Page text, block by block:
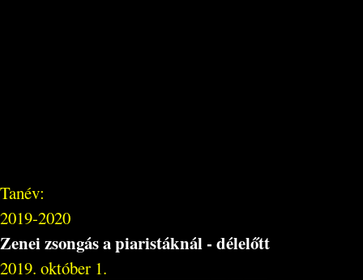
Tanév:
2019-2020
Zenei zsongás a piaristáknál - délelőtt
2019. október 1.